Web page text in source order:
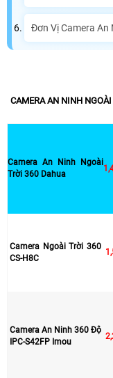
Đơn Vị Camera An
CAMERA AN NINH
Camera An Ninh Ngoài
Trời 360 Dahua
Camera Ngoài Trời 360
CS-H8C
Camera An Ninh 360 Độ
IPC-S42FP Imou